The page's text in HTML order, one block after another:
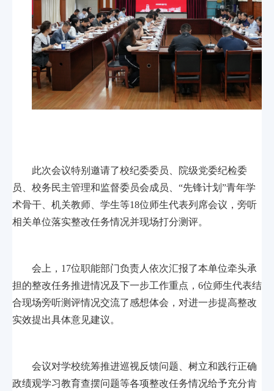
此次会议特别邀请了校纪委委员、院级党委纪检委
员、校务民主管理和监督委员会成员、“先锋计划”青年学
术骨干、机关教师、学生等18位师生代表列席会议，旁听
相关单位落实整改任务情况并现场打分测评。
会上，17位职能部门负责人依次汇报了本单位牵头承
担的整改任务推进情况及下一步工作重点，6位师生代表结
合现场旁听测评情况交流了感想体会，对进一步提高整改
实效提出具体意见建议。
会议对学校统筹推进巡视反馈问题、树立和践行正确
政绩观学习教育查摆问题等各项整改任务情况给予充分肯